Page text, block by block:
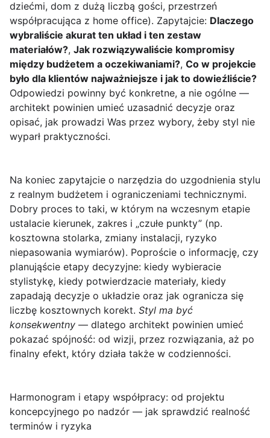
dziećmi, dom z dużą liczbą gości, przestrzeń
współpracująca z home office). Zapytajcie: Dlaczego
wybraliście akurat ten układ i ten zestaw
materiałów?, Jak rozwiązywaliście kompromisy
między budżetem a oczekiwaniami?, Co w projekcie
było dla klientów najważniejsze i jak to dowieźliście?
Odpowiedzi powinny być konkretne, a nie ogólne —
architekt powinien umieć uzasadnić decyzje oraz
opisać, jak prowadzi Was przez wybory, żeby styl nie
wyparł praktyczności.
Na koniec zapytajcie o narzędzia do uzgodnienia stylu
z realnym budżetem i ograniczeniami technicznymi.
Dobry proces to taki, w którym na wczesnym etapie
ustalacie kierunek, zakres i „czułe punkty” (np.
kosztowna stolarka, zmiany instalacji, ryzyko
niepasowania wymiarów). Poproście o informację, czy
planująście etapy decyzyjne: kiedy wybieracie
stylistykę, kiedy potwierdzacie materiały, kiedy
zapadają decyzje o układzie oraz jak ogranicza się
liczbę kosztownych korekt. Styl ma być
konsekwentny — dlatego architekt powinien umieć
pokazać spójność: od wizji, przez rozwiązania, aż po
finalny efekt, który działa także w codzienności.
Harmonogram i etapy współpracy: od projektu
koncepcyjnego po nadzór — jak sprawdzić realność
terminów i ryzyka